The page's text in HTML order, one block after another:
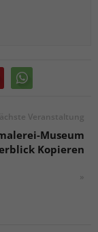
Veranstaltung
Museum
Kopieren
»